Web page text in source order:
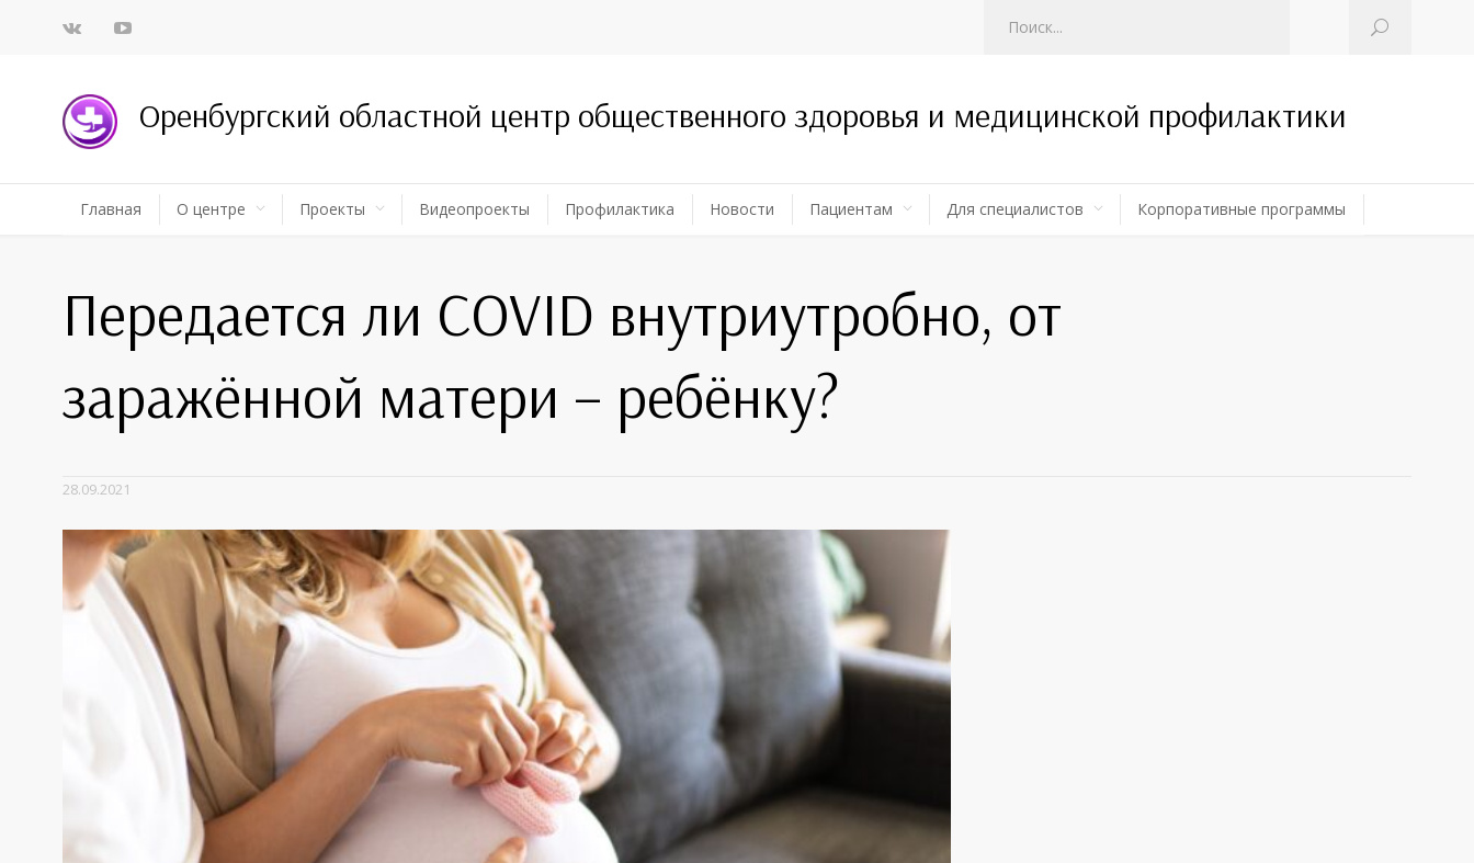
Оренбургский областной центр общественного здоровья и медицинской профилактики
Главная О центре Проекты Видеопроекты Профилактика Новости Пациентам Для специалистов Корпоративные программы
Передается ли COVID внутриутробно, от
заражённой матери – ребёнку?
28.09.2021